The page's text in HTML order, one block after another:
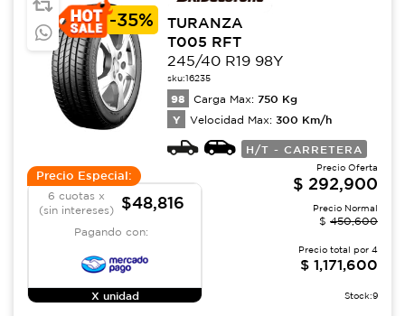
-35%
TURANZA
T005 RFT
245/40 R19 98Y
sku:16235
98 Carga Max: 750 Kg
Y Velocidad Max: 300 Km/h
H/T - CARRETERA
Precio Especial:
6 cuotas x
(sin intereses)
$48,816
Pagando con:
X unidad
Precio Oferta
$ 292,900
Precio Normal
$ 450,600
Precio total por 4
$ 1,171,600
Stock:9